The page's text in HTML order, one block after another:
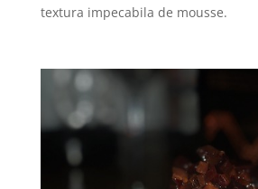
textura impecabila de mousse.